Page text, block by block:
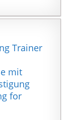
sind
Trainer
mit
for